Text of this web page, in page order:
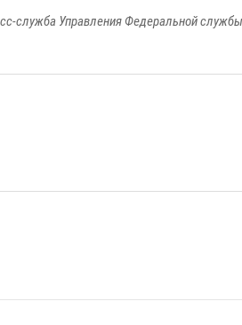
служба Управления Федеральной